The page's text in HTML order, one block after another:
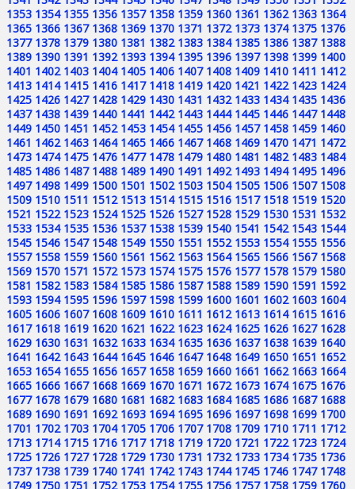
1353 1354 1355 1356 1357 1358 1359 1360 1361 1362 1363 1364
1365 1366 1367 1368 1369 1370 1371 1372 1373 1374 1375 1376
1377 1378 1379 1380 1381 1382 1383 1384 1385 1386 1387 1388
1389 1390 1391 1392 1393 1394 1395 1396 1397 1398 1399 1400
1401 1402 1403 1404 1405 1406 1407 1408 1409 1410 1411 1412
1413 1414 1415 1416 1417 1418 1419 1420 1421 1422 1423 1424
1425 1426 1427 1428 1429 1430 1431 1432 1433 1434 1435 1436
1437 1438 1439 1440 1441 1442 1443 1444 1445 1446 1447 1448
1449 1450 1451 1452 1453 1454 1455 1456 1457 1458 1459 1460
1461 1462 1463 1464 1465 1466 1467 1468 1469 1470 1471 1472
1473 1474 1475 1476 1477 1478 1479 1480 1481 1482 1483 1484
1485 1486 1487 1488 1489 1490 1491 1492 1493 1494 1495 1496
1497 1498 1499 1500 1501 1502 1503 1504 1505 1506 1507 1508
1509 1510 1511 1512 1513 1514 1515 1516 1517 1518 1519 1520
1521 1522 1523 1524 1525 1526 1527 1528 1529 1530 1531 1532
1533 1534 1535 1536 1537 1538 1539 1540 1541 1542 1543 1544
1545 1546 1547 1548 1549 1550 1551 1552 1553 1554 1555 1556
1557 1558 1559 1560 1561 1562 1563 1564 1565 1566 1567 1568
1569 1570 1571 1572 1573 1574 1575 1576 1577 1578 1579 1580
1581 1582 1583 1584 1585 1586 1587 1588 1589 1590 1591 1592
1593 1594 1595 1596 1597 1598 1599 1600 1601 1602 1603 1604
1605 1606 1607 1608 1609 1610 1611 1612 1613 1614 1615 1616
1617 1618 1619 1620 1621 1622 1623 1624 1625 1626 1627 1628
1629 1630 1631 1632 1633 1634 1635 1636 1637 1638 1639 1640
1641 1642 1643 1644 1645 1646 1647 1648 1649 1650 1651 1652
1653 1654 1655 1656 1657 1658 1659 1660 1661 1662 1663 1664
1665 1666 1667 1668 1669 1670 1671 1672 1673 1674 1675 1676
1677 1678 1679 1680 1681 1682 1683 1684 1685 1686 1687 1688
1689 1690 1691 1692 1693 1694 1695 1696 1697 1698 1699 1700
1701 1702 1703 1704 1705 1706 1707 1708 1709 1710 1711 1712
1713 1714 1715 1716 1717 1718 1719 1720 1721 1722 1723 1724
1725 1726 1727 1728 1729 1730 1731 1732 1733 1734 1735 1736
1737 1738 1739 1740 1741 1742 1743 1744 1745 1746 1747 1748
1749 1750 1751 1752 1753 1754 1755 1756 1757 1758 1759 1760